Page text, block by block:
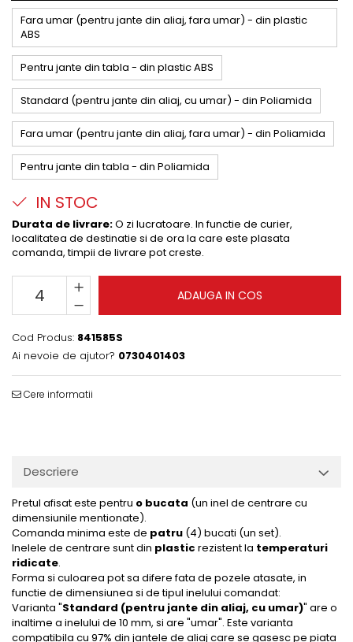
Fara umar (pentru jante din aliaj, fara umar) - din plastic
ABS
Pentru jante din tabla - din plastic ABS
Standard (pentru jante din aliaj, cu umar) - din Poliamida
Fara umar (pentru jante din aliaj, fara umar) - din Poliamida
Pentru jante din tabla - din Poliamida
IN STOC
Durata de livrare:O zi lucratoare. In functie de curier,
localitatea de destinatie si de ora la care este plasata
comanda, timpii de livrare pot creste.
ADAUGA IN COS
Cod Produs: 841585S
Ai nevoie de ajutor? 0730401403
Cere informatii
Descriere
Pretul afisat este pentru o bucata (un inel de centrare cu
dimensiunile mentionate).
Comanda minima este de patru (4) bucati (un set).
Inelele de centrare sunt din plastic rezistent la temperaturi
ridicate.
Forma si culoarea pot sa difere fata de pozele atasate, in
functie de dimensiunea si de tipul inelului comandat:
Varianta "Standard (pentru jante din aliaj, cu umar)" are o
inaltime a inelului de 10 mm, si are "umar". Este varianta
compatibila cu 97% din jantele de aliaj care se gasesc pe piata